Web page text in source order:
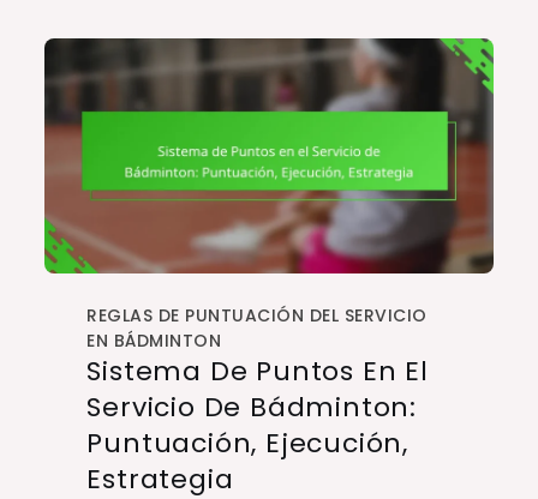
REGLAS DE PUNTUACIÓN DEL SERVICIO
EN BÁDMINTON
Sistema De Puntos En El
Servicio De Bádminton:
Puntuación, Ejecución,
Estrategia